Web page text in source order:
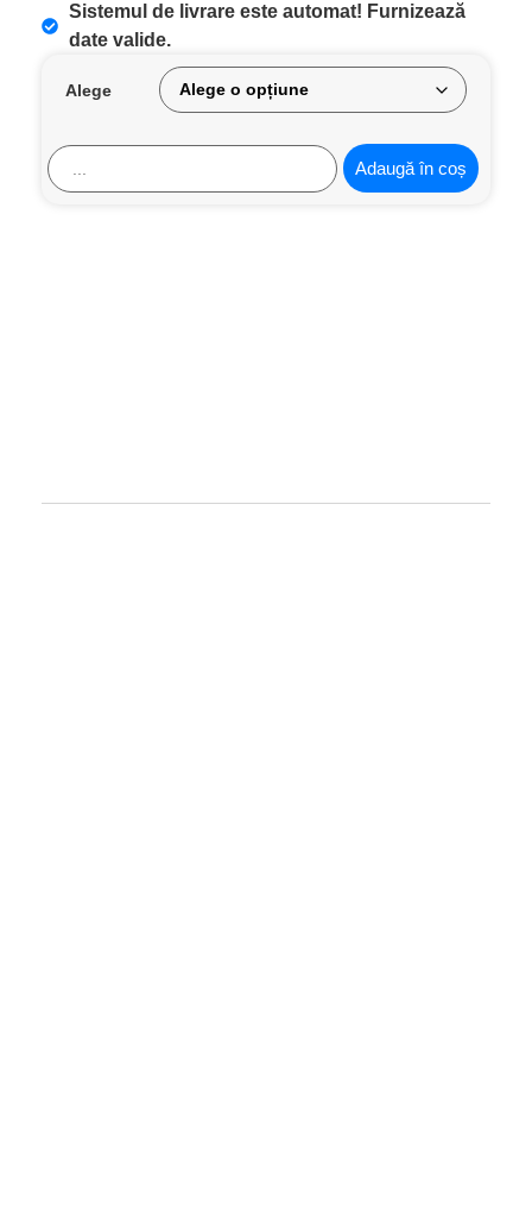
Sistemul de livrare este automat! Furnizează
date valide.
Alege
Adaugă în coș